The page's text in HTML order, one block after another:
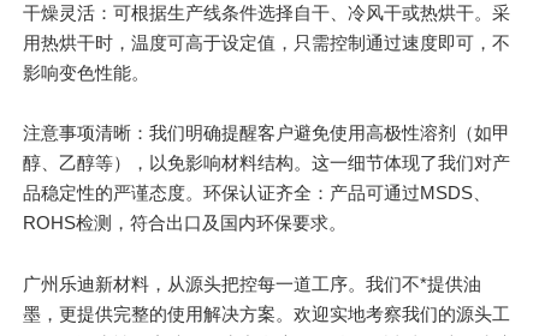
干燥灵活：可根据生产线条件选择自干、冷风干或热烘干。采
用热烘干时，温度可高于设定值，只需控制通过速度即可，不
影响变色性能。
注意事项清晰：我们明确提醒客户避免使用高极性溶剂（如甲
醇、乙醇等），以免影响材料结构。这一细节体现了我们对产
品稳定性的严谨态度。环保认证齐全：产品可通过MSDS、
ROHS检测，符合出口及国内环保要求。
广州乐迪新材料，从源头把控每一道工序。我们不*提供油
墨，更提供完整的使用解决方案。欢迎实地考察我们的源头工